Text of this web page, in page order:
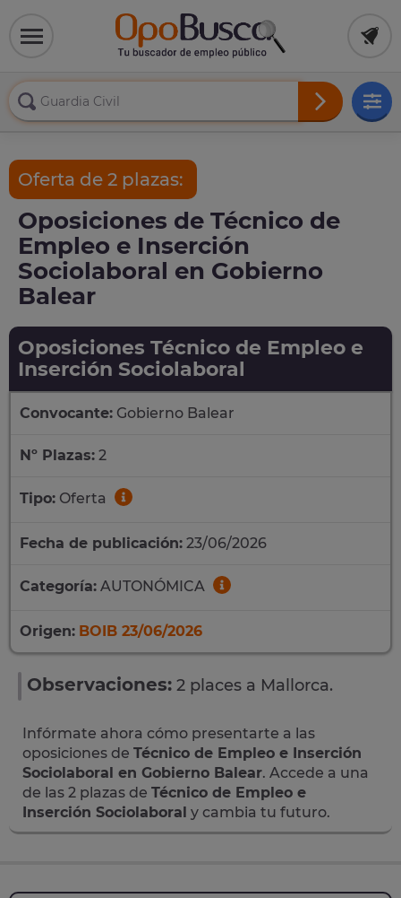
Oferta de 2 plazas:
Oposiciones de Técnico de
Empleo e Inserción
Sociolaboral en Gobierno
Balear
Oposiciones Técnico de Empleo e
Inserción Sociolaboral
Convocante: Gobierno Balear
Nº Plazas: 2
Tipo: Oferta
Fecha de publicación: 23/06/2026
Categoría: AUTONÓMICA
Origen: BOIB 23/06/2026
Observaciones: 2 places a Mallorca.
Infórmate ahora cómo presentarte a las
oposiciones de Técnico de Empleo e Inserción
Sociolaboral en Gobierno Balear. Accede a una
de las 2 plazas de Técnico de Empleo e
Inserción Sociolaboral y cambia tu futuro.